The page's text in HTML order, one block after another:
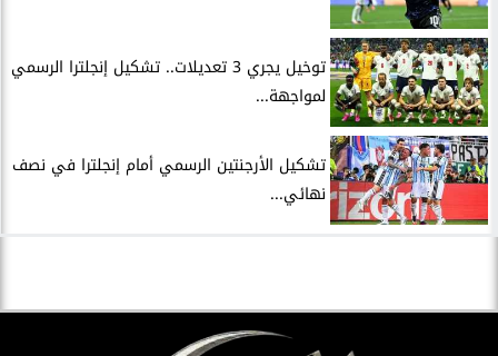
توخيل يجري 3 تعديلات.. تشكيل إنجلترا الرسمي
لمواجهة...
تشكيل الأرجنتين الرسمي أمام إنجلترا في نصف
نهائي...